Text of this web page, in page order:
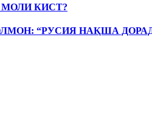
МОЛИ КИСТ?
“РУСИЯ НАҚША